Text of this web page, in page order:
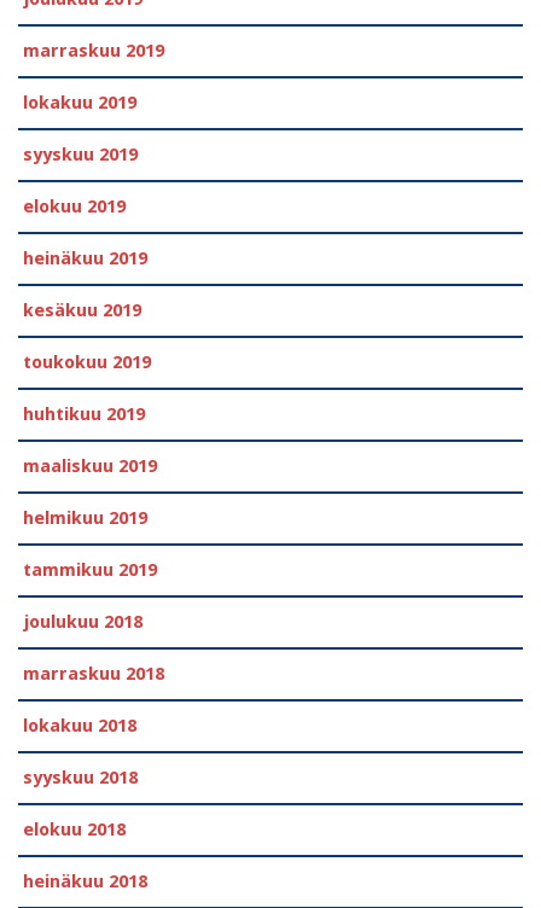
marraskuu 2019
lokakuu 2019
syyskuu 2019
elokuu 2019
heinäkuu 2019
kesäkuu 2019
toukokuu 2019
huhtikuu 2019
maaliskuu 2019
helmikuu 2019
tammikuu 2019
joulukuu 2018
marraskuu 2018
lokakuu 2018
syyskuu 2018
elokuu 2018
heinäkuu 2018